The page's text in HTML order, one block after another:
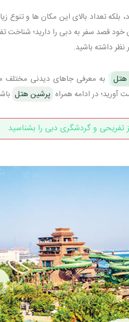
بلکه تعداد بالای این مکان ها و
خود قصد سفر به دبی را دارید؛
نظر داشته باشید.
هتل
به معرفی جاهای دیدنی مختلف
در ادامه همراه پرشین هتل
تفریحی و گردشگری دبی را بشناسید